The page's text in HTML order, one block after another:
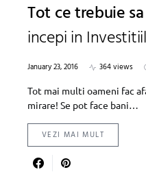
Tot ce trebuie
incepi in
January 23, 2016 364 views
Tot mai multi oameni fac
mirare! Se pot face bani…
VEZI MAI MULT